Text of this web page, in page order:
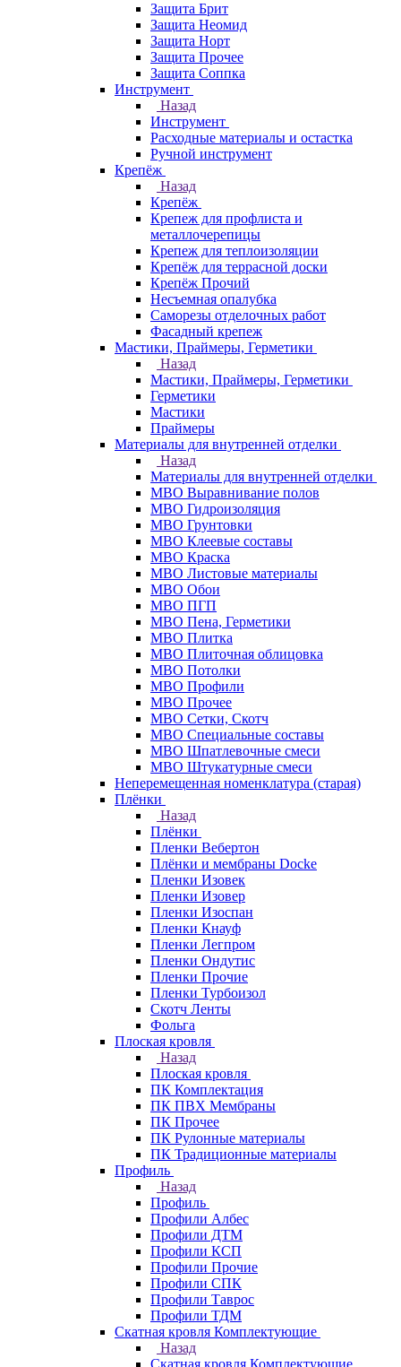
Защита Брит
Защита Неомид
Защита Норт
Защита Прочее
Защита Соппка
Инструмент
Назад
Инструмент
Расходные материалы и остастка
Ручной инструмент
Крепёж
Назад
Крепёж
Крепеж для профлиста и
металлочерепицы
Крепеж для теплоизоляции
Крепёж для террасной доски
Крепёж Прочий
Несъемная опалубка
Саморезы отделочных работ
Фасадный крепеж
Мастики, Праймеры, Герметики
Назад
Мастики, Праймеры, Герметики
Герметики
Мастики
Праймеры
Материалы для внутренней отделки
Назад
Материалы для внутренней отделки
МВО Выравнивание полов
МВО Гидроизоляция
МВО Грунтовки
МВО Клеевые составы
МВО Краска
МВО Листовые материалы
МВО Обои
МВО ПГП
МВО Пена, Герметики
МВО Плитка
МВО Плиточная облицовка
МВО Потолки
МВО Профили
МВО Прочее
МВО Сетки, Скотч
МВО Специальные составы
МВО Шпатлевочные смеси
МВО Штукатурные смеси
Неперемещенная номенклатура (старая)
Плёнки
Назад
Плёнки
Пленки Вебертон
Плёнки и мембраны Docke
Пленки Изовек
Пленки Изовер
Пленки Изоспан
Пленки Кнауф
Пленки Легпром
Пленки Ондутис
Пленки Прочие
Пленки Турбоизол
Скотч Ленты
Фольга
Плоская кровля
Назад
Плоская кровля
ПК Комплектация
ПК ПВХ Мембраны
ПК Прочее
ПК Рулонные материалы
ПК Традиционные материалы
Профиль
Назад
Профиль
Профили Албес
Профили ДТМ
Профили КСП
Профили Прочие
Профили СПК
Профили Таврос
Профили ТДМ
Скатная кровля Комплектующие
Назад
Скатная кровля Комплектующие